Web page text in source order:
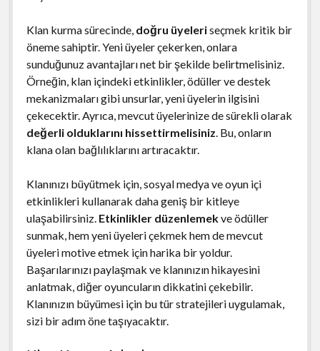
Klan kurma sürecinde, doğru üyeleriseçmek kritik bir
öneme sahiptir. Yeni üyeler çekerken, onlara
sunduğunuz avantajları net bir şekilde belirtmelisiniz.
Örneğin, klan içindeki etkinlikler, ödüller ve destek
mekanizmaları gibi unsurlar, yeni üyelerin ilgisini
çekecektir. Ayrıca, mevcut üyelerinize de sürekli olarak
değerli olduklarını hissettirmelisiniz. Bu, onların
klana olan bağlılıklarını artıracaktır.
Klanınızı büyütmek için, sosyal medya ve oyun içi
etkinlikleri kullanarak daha geniş bir kitleye
ulaşabilirsiniz. Etkinlikler düzenlemekve ödüller
sunmak, hem yeni üyeleri çekmek hem de mevcut
üyeleri motive etmek için harika bir yoldur.
Başarılarınızı paylaşmak ve klanınızın hikayesini
anlatmak, diğer oyuncuların dikkatini çekebilir.
Klanınızın büyümesi için bu tür stratejileri uygulamak,
sizi bir adım öne taşıyacaktır.